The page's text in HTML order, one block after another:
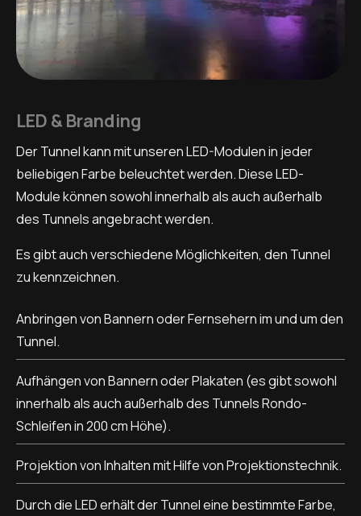
LED & Branding
Der Tunnel kann mit unseren LED-Modulen in jeder
beliebigen Farbe beleuchtet werden. Diese LED-
Module können sowohl innerhalb als auch außerhalb
des Tunnels angebracht werden.
Es gibt auch verschiedene Möglichkeiten, den Tunnel
zu kennzeichnen.
Anbringen von Bannern oder Fernsehern im und um den
Tunnel.
Aufhängen von Bannern oder Plakaten (es gibt sowohl
innerhalb als auch außerhalb des Tunnels Rondo-
Schleifen in 200 cm Höhe).
Projektion von Inhalten mit Hilfe von Projektionstechnik.
Durch die LED erhält der Tunnel eine bestimmte Farbe,